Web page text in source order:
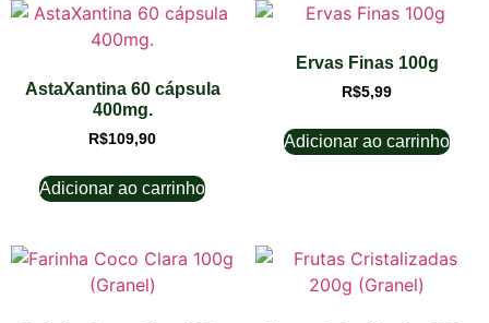
AstaXantina 60 cápsula
400mg.
R$109,90
Adicionar ao carrinho
Ervas Finas 100g
R$5,99
Adicionar ao carrinho